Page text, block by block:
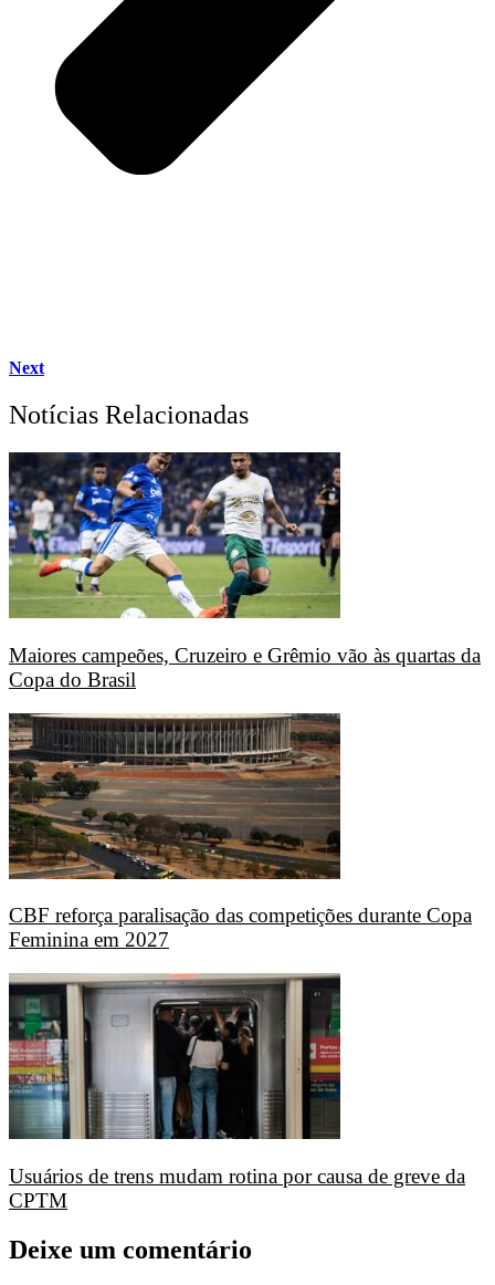
Next
Notícias Relacionadas
Maiores campeões, Cruzeiro e Grêmio vão às quartas da
Copa do Brasil
CBF reforça paralisação das competições durante Copa
Feminina em 2027
Usuários de trens mudam rotina por causa de greve da
CPTM
Deixe um comentário